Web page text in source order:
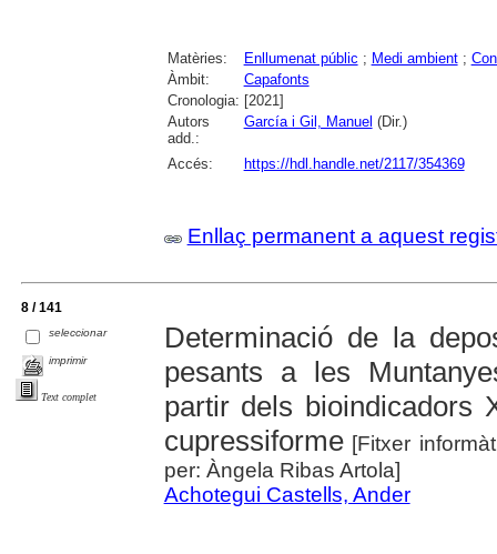
Matèries: Enllumenat públic ; Medi ambient;
Àmbit:
Capafonts
Cronologia: [2021]
Autors
add.:
García i Gil, Manuel (Dir.)
Accés: https://hdl.handle.net/2117/354369
Enllaç permanent a aquest
8 / 141
seleccionar
imprimir
Text complet
Determinació de la
pesants a les
partir dels bioindicadors
cupressiforme[Fitxer
per: Àngela Ribas Artola]
Achotegui Castells, Ander